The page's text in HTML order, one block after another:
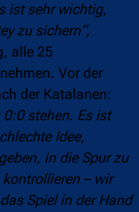
ist sehr wichtig,
zu sichern“,
alle 25
Vor der
der Katalanen:
0:0 stehen. Es ist
Idee,
in die Spur zu
– wir
Spiel in der Hand